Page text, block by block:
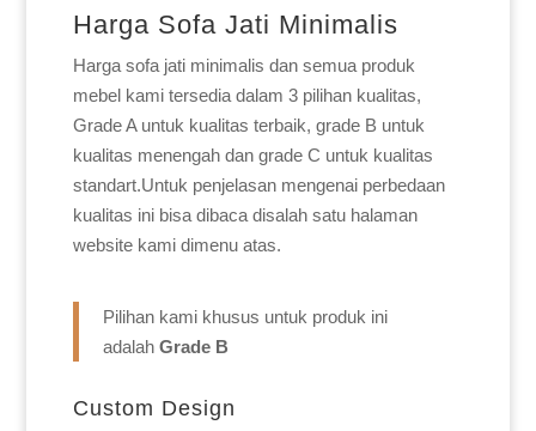
Harga Sofa Jati Minimalis
Harga sofa jati minimalis dan semua produk
mebel kami tersedia dalam 3 pilihan kualitas,
Grade A untuk kualitas terbaik, grade B untuk
kualitas menengah dan grade C untuk kualitas
standart.Untuk penjelasan mengenai perbedaan
kualitas ini bisa dibaca disalah satu halaman
website kami dimenu atas.
Pilihan kami khusus untuk produk ini
adalah Grade B
Custom Design